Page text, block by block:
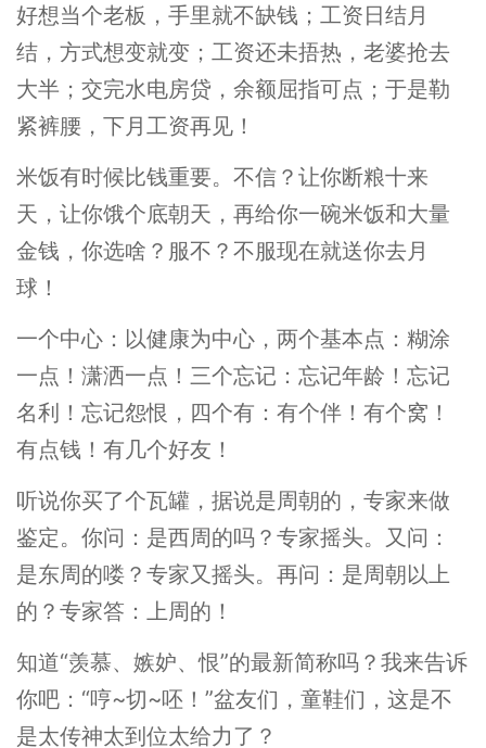
好想当个老板，手里就不缺钱；工资日结月
结，方式想变就变；工资还未捂热，老婆抢去
大半；交完水电房贷，余额屈指可点；于是勒
紧裤腰，下月工资再见！
米饭有时候比钱重要。不信？让你断粮十来
天，让你饿个底朝天，再给你一碗米饭和大量
金钱，你选啥？服不？不服现在就送你去月
球！
一个中心：以健康为中心，两个基本点：糊涂
一点！潇洒一点！三个忘记：忘记年龄！忘记
名利！忘记怨恨，四个有：有个伴！有个窝！
有点钱！有几个好友！
听说你买了个瓦罐，据说是周朝的，专家来做
鉴定。你问：是西周的吗？专家摇头。又问：
是东周的喽？专家又摇头。再问：是周朝以上
的？专家答：上周的！
知道“羡慕、嫉妒、恨”的最新简称吗？我来告诉
你吧：“哼~切~呸！”盆友们，童鞋们，这是不
是太传神太到位太给力了？